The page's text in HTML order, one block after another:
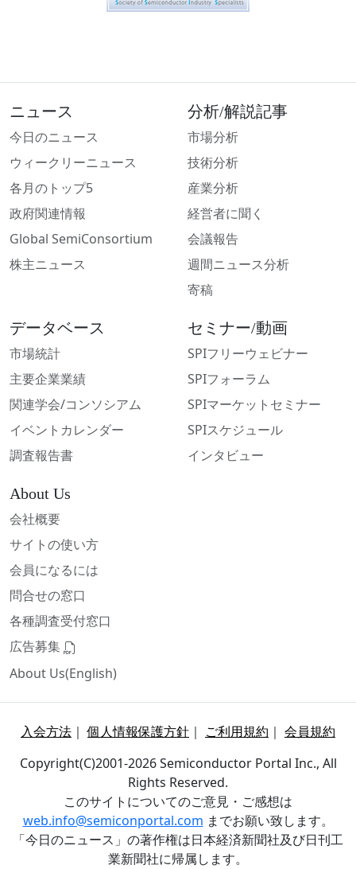
ニュース
今日のニュース
ウィークリーニュース
各月のトップ5
政府関連情報
Global SemiConsortium
株主ニュース
分析/解説記事
市場分析
技術分析
産業分析
経営者に聞く
会議報告
週間ニュース分析
寄稿
データベース
市場統計
主要企業業績
関連学会/コンソシアム
イベントカレンダー
調査報告書
セミナー/動画
SPIフリーウェビナー
SPIフォーラム
SPIマーケットセミナー
SPIスケジュール
インタビュー
About Us
会社概要
サイトの使い方
会員になるには
問合せの窓口
各種調査受付窓口
広告募集
About Us(English)
入会方法 ｜個人情報保護方針 ｜ ご利用規約 ｜ 会員規約
Copyright(C)2001-2026 Semiconductor Portal Inc., All
Rights Reserved.
このサイトについてのご意見・ご感想は
web.info@semiconportal.com までお願い致します。
「今日のニュース」の著作権は日本経済新聞社及び日刊工
業新聞社に帰属します。